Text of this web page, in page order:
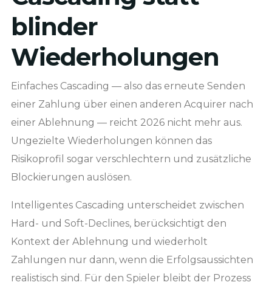
blinder
Wiederholungen
Einfaches Cascading — also das erneute Senden
einer Zahlung über einen anderen Acquirer nach
einer Ablehnung — reicht 2026 nicht mehr aus.
Ungezielte Wiederholungen können das
Risikoprofil sogar verschlechtern und zusätzliche
Blockierungen auslösen.
Intelligentes Cascading unterscheidet zwischen
Hard- und Soft-Declines, berücksichtigt den
Kontext der Ablehnung und wiederholt
Zahlungen nur dann, wenn die Erfolgsaussichten
realistisch sind. Für den Spieler bleibt der Prozess